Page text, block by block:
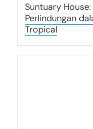
Suntuary
Perlindungan
Tropical